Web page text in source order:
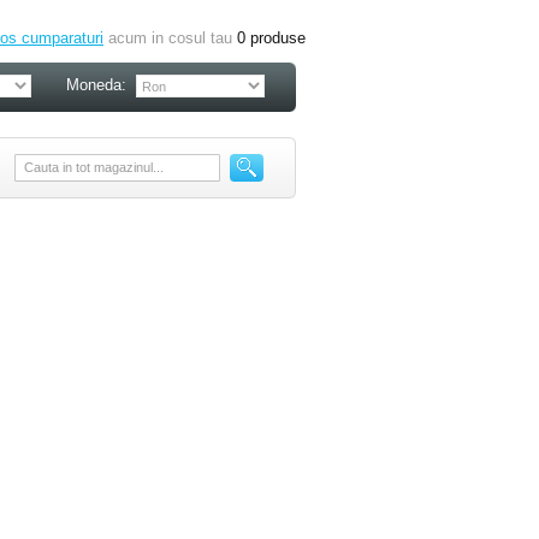
cumparaturi acum in cosul tau 0 produse
Moneda: